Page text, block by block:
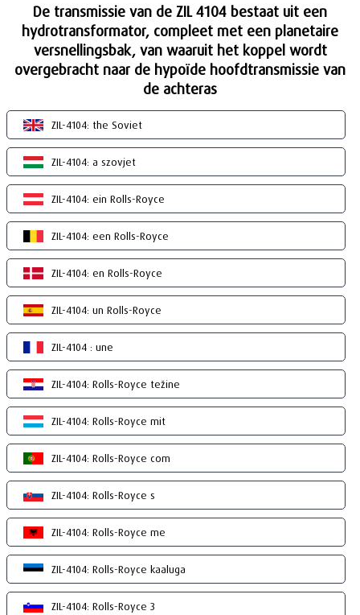
De transmissie van de ZIL 4104 bestaat uit een
hydrotransformator, compleet met een planetaire
versnellingsbak, van waaruit het koppel wordt
overgebracht naar de hypoïde hoofdtransmissie van
de achteras
ZIL-4104: the Soviet
ZIL-4104: a szovjet
ZIL-4104: ein Rolls-Royce
ZIL-4104: een Rolls-Royce
ZIL-4104: en Rolls-Royce
ZIL-4104: un Rolls-Royce
ZIL-4104 : une
ZIL-4104: Rolls-Royce težine
ZIL-4104: Rolls-Royce mit
ZIL-4104: Rolls-Royce com
ZIL-4104: Rolls-Royce s
ZIL-4104: Rolls-Royce me
ZIL-4104: Rolls-Royce kaaluga
ZIL-4104: Rolls-Royce 3